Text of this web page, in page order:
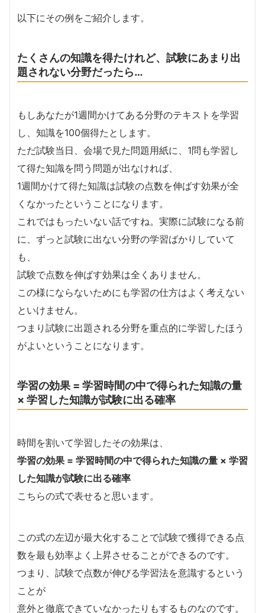
以下にその例をご紹介します。
たくさんの知識を得たけれど、試験にあまり出
題されない分野だったら…
もしあなたが1週間かけてある分野のテキストを学習
し、知識を100個得たとします。
ただ試験当日、会場で見た問題用紙に、1問も学習し
て得た知識を問う問題が出なければ、
1週間かけて得た知識は試験の点数を伸ばす効果が全
くなかったということになります。
これではもったいない話ですね。実際に試験になる前
に、ずっと試験に出ない分野の学習ばかりしていて
も、
試験で点数を伸ばす効果は全くありません。
この様にならないためにも学習の仕方はよく考えない
といけません。
つまり試験に出題される分野を重点的に学習したほう
がよいということになります。
学習の効果 = 学習時間の中で得られた知識の量
× 学習した知識が試験に出る確率
時間を割いて学習したその効果は、
学習の効果 = 学習時間の中で得られた知識の量 × 学習
した知識が試験に出る確率
こちらの式で表せると思います。
この式の左辺が最大化することで試験で獲得できる点
数を最も効率よく上昇させることができるのです。
つまり、試験で点数が伸びる学習法を意識するという
ことが
意外と徹底できていなかったりもするものなのです。